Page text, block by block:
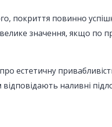
покриття повинно
значення, якщо по
естетичну
наливні